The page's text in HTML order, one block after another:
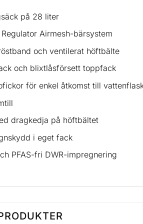
på 28 liter
Airmesh-bärsystem
och ventilerat höftbälte
och blixtlåsförsett toppfack
för enkel åtkomst till
dragkedja på höftbältet
i eget fack
PFAS-fri DWR-impregnering